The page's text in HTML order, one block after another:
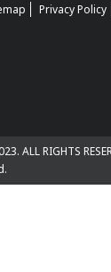
Privacy Policy
ALL RIGHTS